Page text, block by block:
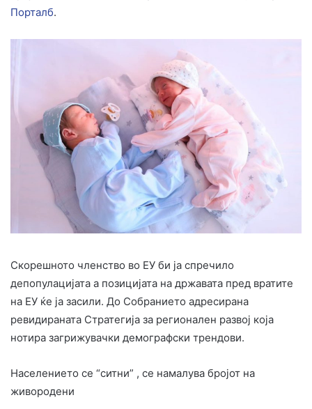
Порталб.
Скорешното членство во ЕУ би ја спречило
депопулацијата а позицијата на државата пред вратите
на ЕУ ќе ја засили. До Собранието адресирана
ревидираната Стратегија за регионален развој која
нотира загрижувачки демографски трендови.
Населението се “ситни” , се намалува бројот на
живородени